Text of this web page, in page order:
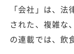
「会社」は、
された、複雑な
の連載では、飲